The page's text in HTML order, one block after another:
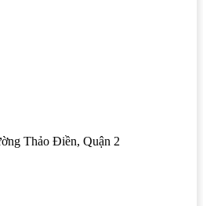
Thảo Điền, Quận 2